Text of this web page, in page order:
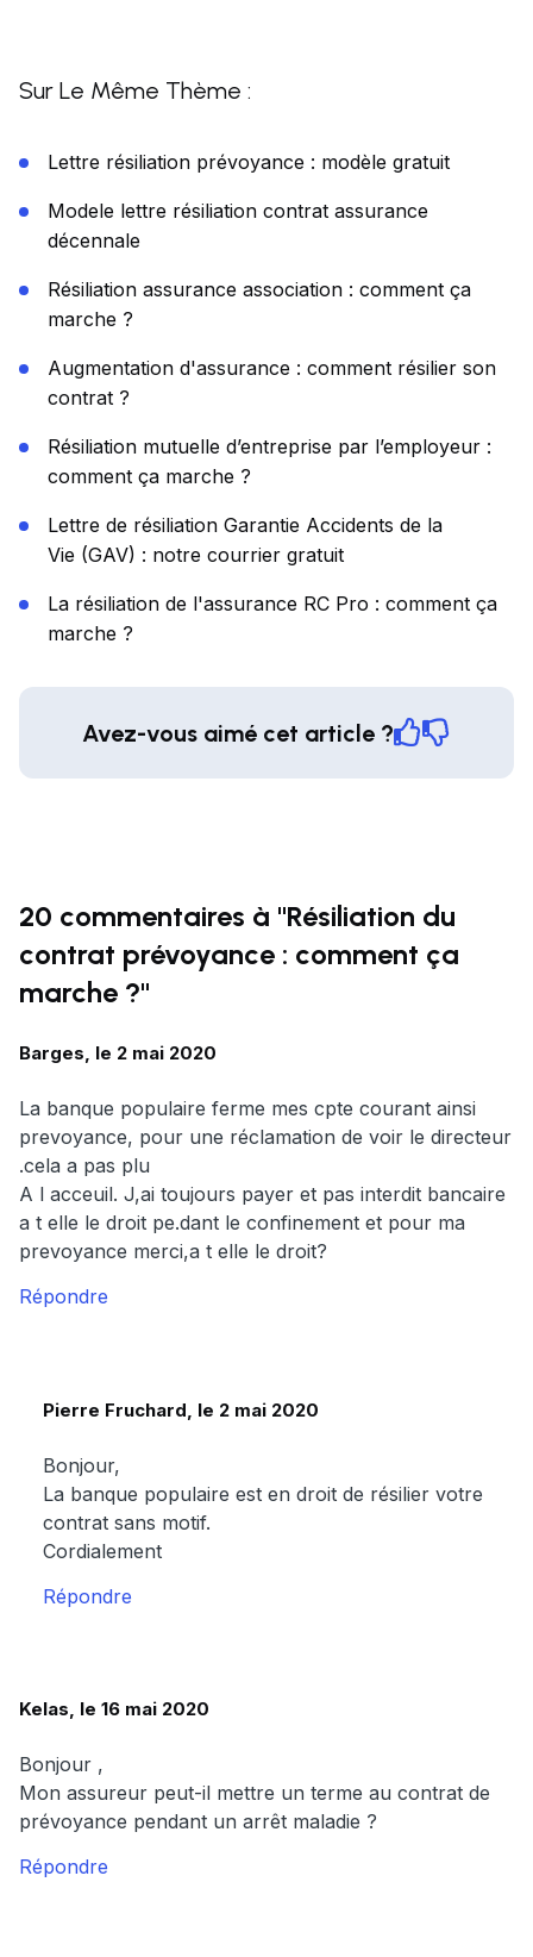
Sur Le Même Thème :
Lettre résiliation prévoyance : modèle gratuit
Modele lettre résiliation contrat assurance
décennale
Résiliation assurance association : comment ça
marche ?
Augmentation d'assurance : comment résilier son
contrat ?
Résiliation mutuelle d’entreprise par l’employeur :
comment ça marche ?
Lettre de résiliation Garantie Accidents de la
Vie (GAV) : notre courrier gratuit
La résiliation de l'assurance RC Pro : comment ça
marche ?
Avez-vous aimé cet article ?
20 commentaires à "Résiliation du
contrat prévoyance : comment ça
marche ?"
Barges, le 2 mai 2020
La banque populaire ferme mes cpte courant ainsi
prevoyance, pour une réclamation de voir le directeur
.cela a pas plu
A l acceuil. J,ai toujours payer et pas interdit bancaire
a t elle le droit pe.dant le confinement et pour ma
prevoyance merci,a t elle le droit?
Répondre
Pierre Fruchard, le 2 mai 2020
Bonjour,
La banque populaire est en droit de résilier votre
contrat sans motif.
Cordialement
Répondre
Kelas, le 16 mai 2020
Bonjour ,
Mon assureur peut-il mettre un terme au contrat de
prévoyance pendant un arrêt maladie ?
Répondre